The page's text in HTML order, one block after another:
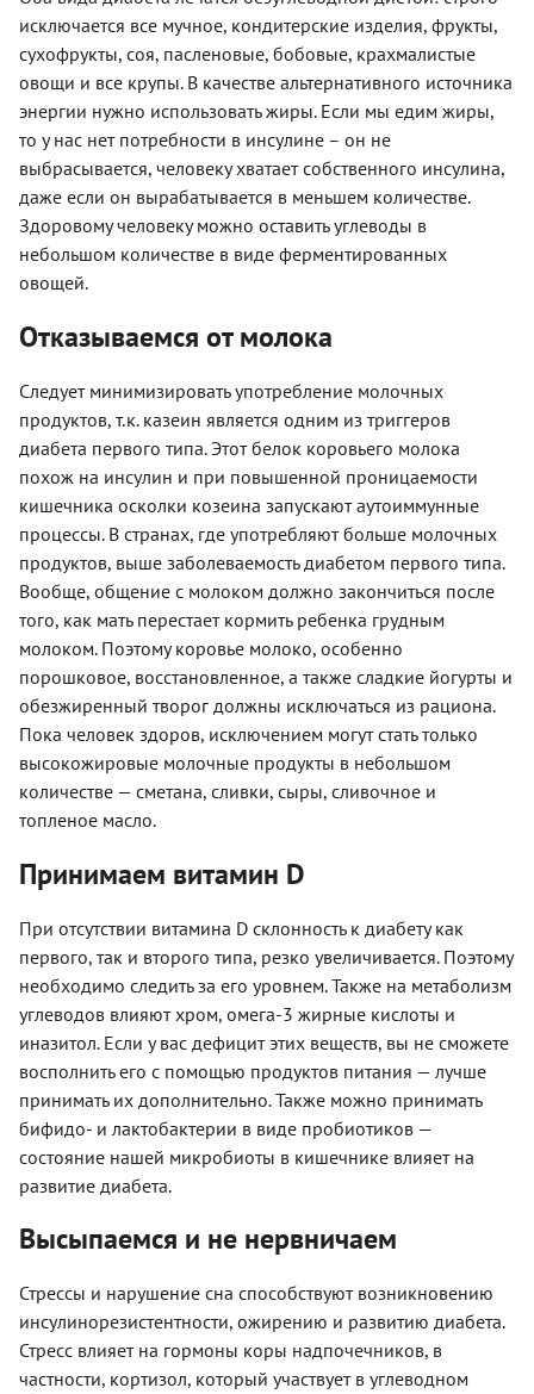
исключается все мучное, кондитерские изделия, фрукты,
сухофрукты, соя, пасленовые, бобовые, крахмалистые
овощи и все крупы. В качестве альтернативного источника
энергии нужно использовать жиры. Если мы едим жиры,
то у нас нет потребности в инсулине – он не
выбрасывается, человеку хватает собственного инсулина,
даже если он вырабатывается в меньшем количестве.
Здоровому человеку можно оставить углеводы в
небольшом количестве в виде ферментированных
овощей.
Отказываемся от молока
Следует минимизировать употребление молочных
продуктов, т.к. казеин является одним из триггеров
диабета первого типа. Этот белок коровьего молока
похож на инсулин и при повышенной проницаемости
кишечника осколки козеина запускают аутоиммунные
процессы. В странах, где употребляют больше молочных
продуктов, выше заболеваемость диабетом первого типа.
Вообще, общение с молоком должно закончиться после
того, как мать перестает кормить ребенка грудным
молоком. Поэтому коровье молоко, особенно
порошковое, восстановленное, а также сладкие йогурты и
обезжиренный творог должны исключаться из рациона.
Пока человек здоров, исключением могут стать только
высокожировые молочные продукты в небольшом
количестве — сметана, сливки, сыры, сливочное и
топленое масло.
Принимаем витамин D
При отсутствии витамина D склонность к диабету как
первого, так и второго типа, резко увеличивается. Поэтому
необходимо следить за его уровнем. Также на метаболизм
углеводов влияют хром, омега-3 жирные кислоты и
иназитол. Если у вас дефицит этих веществ, вы не сможете
восполнить его с помощью продуктов питания — лучше
принимать их дополнительно. Также можно принимать
бифидо- и лактобактерии в виде пробиотиков —
состояние нашей микробиоты в кишечнике влияет на
развитие диабета.
Высыпаемся и не нервничаем
Стрессы и нарушение сна способствуют возникновению
инсулинорезистентности, ожирению и развитию диабета.
Стресс влияет на гормоны коры надпочечников, в
частности, кортизол, который участвует в углеводном